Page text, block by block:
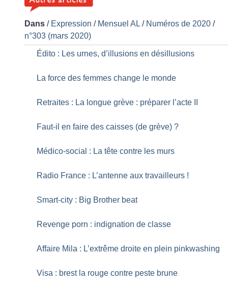
Dans / Expression / Mensuel AL / Numéros de 2020 /
n°303 (mars 2020)
Édito : Les urnes, d’illusions en désillusions
La force des femmes change le monde
Retraites : La longue grève : préparer l’acte II
Faut-il en faire des caisses (de grève) ?
Médico-social : La tête contre les murs
Radio France : L’antenne aux travailleurs !
Smart-city : Big Brother beat
Revenge porn : indignation de classe
Affaire Mila : L’extrême droite en plein pinkwashing
Visa : brest la rouge contre peste brune